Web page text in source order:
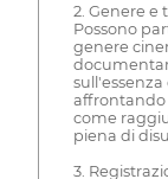
2. Genere e
Possono
genere
affrontando
come
piena di
3.